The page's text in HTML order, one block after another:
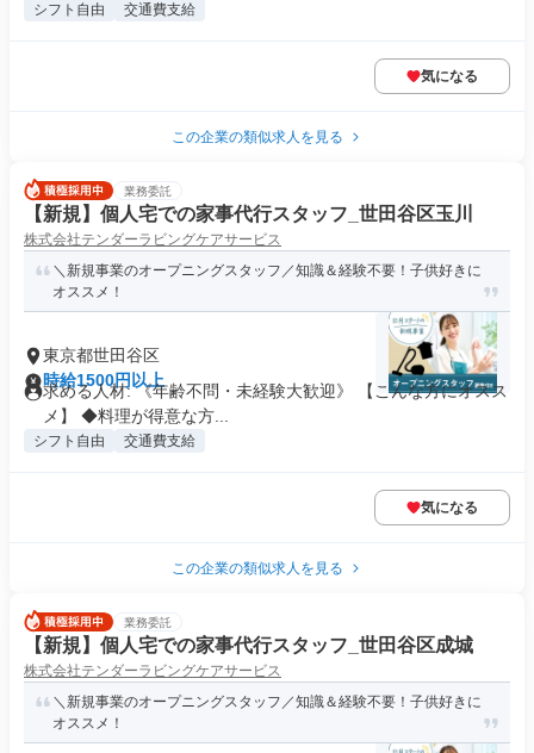
シフト自由 交通費支給
気になる
この企業の類似求人を見る
業務委託
【新規】個人宅での家事代行スタッフ_世田谷区玉川
株式会社テンダーラビングケアサービス
＼新規事業のオープニングスタッフ／知識＆経験不要！子供好きに
オススメ！
東京都世田谷区
時給1500円以上
求める人材: 《年齢不問・未経験大歓迎》 【こんな方にオスス
メ】 ◆料理が得意な方...
シフト自由 交通費支給
気になる
この企業の類似求人を見る
業務委託
【新規】個人宅での家事代行スタッフ_世田谷区成城
株式会社テンダーラビングケアサービス
＼新規事業のオープニングスタッフ／知識＆経験不要！子供好きに
オススメ！